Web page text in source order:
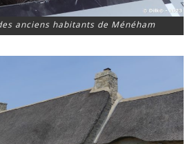
anciens habitants de Ménéham